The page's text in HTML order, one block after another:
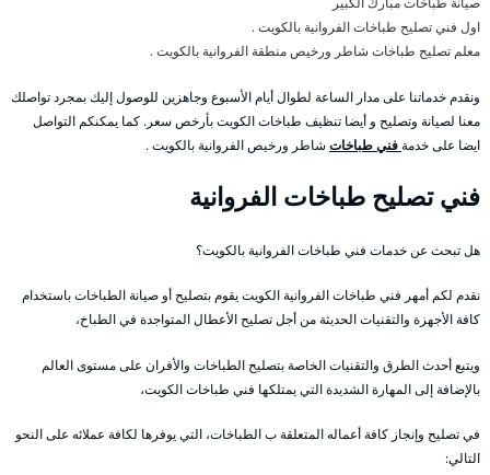
اول فني تصليح طباخات الفروانية بالكويت .
معلم تصليح طباخات شاطر ورخيص منطقة الفروانية بالكويت .
ونقدم خدماتنا على مدار الساعة لطوال أيام الأسبوع وجاهزين للوصول إليك بمجرد تواصلك
معنا لصيانة وتصليح و أيضا تنظيف طباخات الكويت بأرخص سعر. كما يمكنكم التواصل
ايضا على خدمةفني طباخات شاطر ورخيص الفروانية بالكويت .
فني تصليح طباخات الفروانية
هل تبحث عن خدمات فني طباخات الفروانية بالكويت؟
نقدم لكم أمهر فني طباخات الفروانية الكويت يقوم بتصليح أو صيانة الطباخات باستخدام
كافة الأجهزة والتقنيات الحديثة من أجل تصليح الأعطال المتواجدة في الطباخ،
ويتبع أحدث الطرق والتقنيات الخاصة بتصليح الطباخات والأفران على مستوى العالم
بالإضافة إلى المهارة الشديدة التي يمتلكها فني طباخات الكويت،
في تصليح وإنجاز كافة أعماله المتعلقة ب الطباخات، التي يوفرها لكافة عملائه على النحو
التالي: